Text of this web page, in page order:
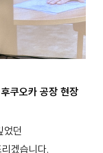
쿠오카 공장 현장
었던
겠습니다.